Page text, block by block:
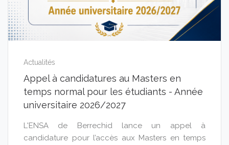
Actualités
Appel à candidatures au Masters en
temps normal pour les étudiants - Année
universitaire 2026/2027
L'ENSA de Berrechid lance un appel à
candidature pour l’accès aux Masters en temps